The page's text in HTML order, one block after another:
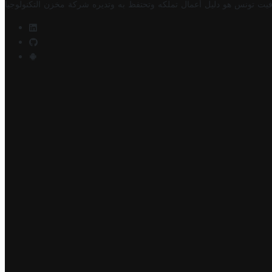
تونس هو دليل أعمال تملكه وتحتفظ به وتديره شركة مخزن التكنولوجيا